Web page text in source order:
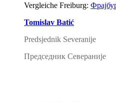
Vergleiche Freiburg:
Tomislav Batić
Predsjednik Severanije
Председник Севераније